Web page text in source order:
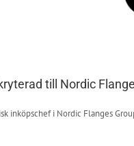
till Nordic
inköpschef i Nordic Flanges